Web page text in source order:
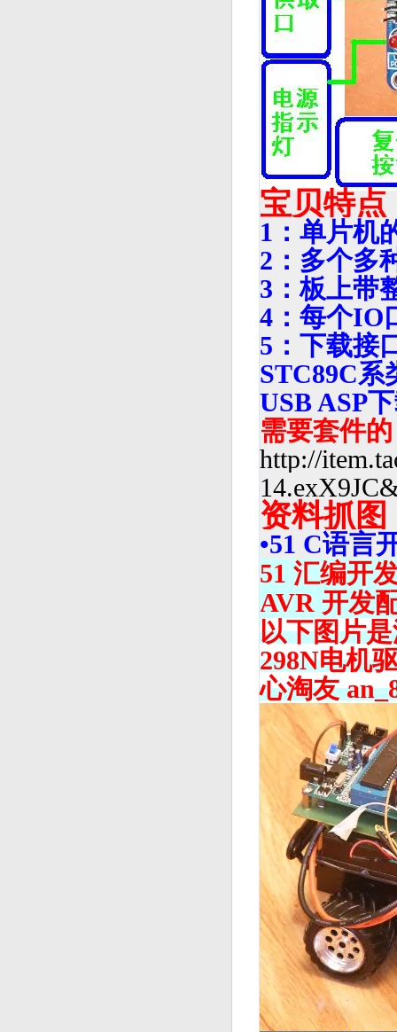
宝贝特点
1：单片机
2：多个多
3：板上带
4：每个IO
5：下载接
STC89C系
USB ASP
需要套件
http://
资料抓图
•51 C语言
51 汇编开
AVR 开发
以下图片
298N电机
心淘友